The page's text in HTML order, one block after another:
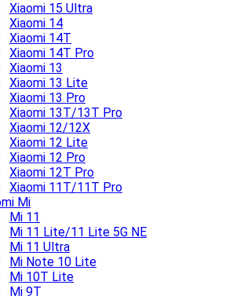
Xiaomi 15 Ultra
Xiaomi 14
Xiaomi 14T
Xiaomi 14T Pro
Xiaomi 13
Xiaomi 13 Lite
Xiaomi 13 Pro
Xiaomi 13T/13T Pro
Xiaomi 12/12X
Xiaomi 12 Lite
Xiaomi 12 Pro
Xiaomi 12T Pro
Xiaomi 11T/11T Pro
Mi
Mi 11
Mi 11 Lite/11 Lite 5G NE
Mi 11 Ultra
Mi Note 10 Lite
Mi 10T Lite
Mi 9T